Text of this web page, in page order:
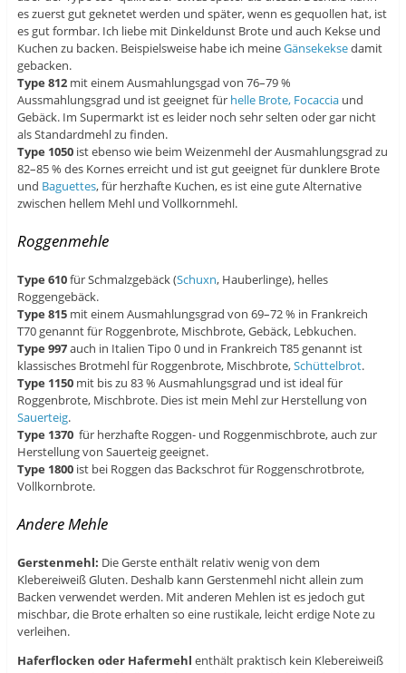
es zuerst gut geknetet werden und später, wenn es gequollen hat, ist
es gut formbar. Ich liebe mit Dinkeldunst Brote und auch Kekse und
Kuchen zu backen. Beispielsweise habe ich meineGänsekeksedamit
gebacken.
Type 812mit einem Ausmahlungsgad von 76–79 %
Aussmahlungsgrad und ist geeignet für helle Brote, Focaccia und
Gebäck. Im Supermarkt ist es leider noch sehr selten oder gar nicht
als Standardmehl zu finden.
Type 1050ist ebenso wie beim Weizenmehl der Ausmahlungsgrad zu
82–85 % des Kornes erreicht und ist gut geeignet für dunklere Brote
und Baguettes, für herzhafte Kuchen, es ist eine gute Alternative
zwischen hellem Mehl und Vollkornmehl.
Roggenmehle
Type 610für Schmalzgebäck (Schuxn, Hauberlinge), helles
Roggengebäck.
Type 815mit einem Ausmahlungsgrad von 69–72 % in Frankreich
T70 genannt für Roggenbrote, Mischbrote, Gebäck, Lebkuchen.
Type 997auch in Italien Tipo 0 und in Frankreich T85 genannt ist
klassisches Brotmehl für Roggenbrote, Mischbrote,Schüttelbrot.
Type 1150mit bis zu 83 % Ausmahlungsgrad und ist ideal für
Roggenbrote, Mischbrote. Dies ist mein Mehl zur Herstellung von
Sauerteig.
Type 1370für herzhafte Roggen- und Roggenmischbrote, auch zur
Herstellung von Sauerteig geeignet.
Type 1800ist bei Roggen das Backschrot für Roggenschrotbrote,
Vollkornbrote.
Andere Mehle
Gerstenmehl: Die Gerste enthält relativ wenig von dem
Klebereiweiß Gluten. Deshalb kann Gerstenmehl nicht allein zum
Backen verwendet werden. Mit anderen Mehlen ist es jedoch gut
mischbar, die Brote erhalten so eine rustikale, leicht erdige Note zu
verleihen.
Haferflocken oder Hafermehl enthält praktisch kein Klebereiweiß